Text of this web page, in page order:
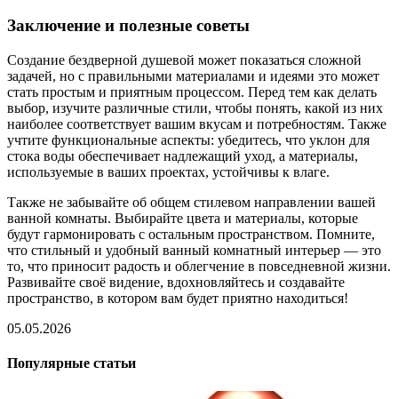
Заключение и полезные советы
Создание бездверной душевой может показаться сложной
задачей, но с правильными материалами и идеями это может
стать простым и приятным процессом. Перед тем как делать
выбор, изучите различные стили, чтобы понять, какой из них
наиболее соответствует вашим вкусам и потребностям. Также
учтите функциональные аспекты: убедитесь, что уклон для
стока воды обеспечивает надлежащий уход, а материалы,
используемые в ваших проектах, устойчивы к влаге.
Также не забывайте об общем стилевом направлении вашей
ванной комнаты. Выбирайте цвета и материалы, которые
будут гармонировать с остальным пространством. Помните,
что стильный и удобный ванный комнатный интерьер — это
то, что приносит радость и облегчение в повседневной жизни.
Развивайте своё видение, вдохновляйтесь и создавайте
пространство, в котором вам будет приятно находиться!
05.05.2026
Популярные статьи